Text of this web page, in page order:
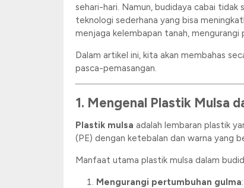
sehari-hari. Namun, budidaya cabai tidak
teknologi sederhana yang bisa
menjaga kelembapan tanah,
Dalam artikel ini, kita akan membahas
pasca-pemasangan.
1. Mengenal Plastik Mulsa
Plastik mulsa adalah lembaran plastik
(PE) dengan ketebalan dan warna yang
Manfaat utama plastik mulsa dalam
Mengurangi pertumbuhan gulma